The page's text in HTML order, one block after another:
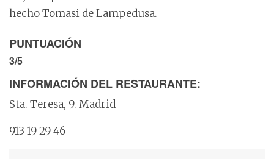
hecho Tomasi de Lampedusa.
PUNTUACIÓN
3/5
INFORMACIÓN DEL RESTAURANTE:
Sta. Teresa, 9. Madrid
913 19 29 46